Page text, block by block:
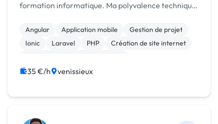
formation informatique. Ma polyvalence technique,
PL/SQL, MySQL, ainsi que des compétences
avancées ave...
Angular Application mobile
Gestion de projet
Ionic
Laravel PHP
Création de site internet
35 €/h venissieux